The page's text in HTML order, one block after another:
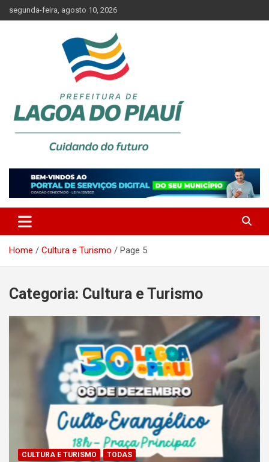
to
segunda-feira, agosto 10, 2026
PREFEITURA DE LAGOA DO
PIAUÍ
Home Cultura e Turismo Page 5
Categoria: Cultura e Turismo
CULTURA E TURISMO TODAS